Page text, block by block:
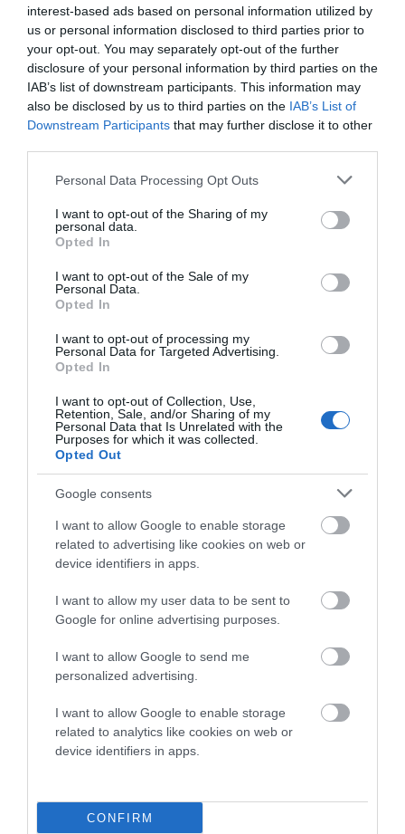
interest-based ads based on personal information utilized by
us or personal information disclosed to third parties prior to
your opt-out. You may separately opt-out of the further
disclosure of your personal information by third parties on the
IAB’s list of downstream participants. This information may
also be disclosed by us to third parties on the IAB’s List of
Downstream Participants that may further disclose it to other
Please note that this website/app uses one or more Google
not limited to your visit or usage behaviour. You may click to
grant or deny consent to Google and its third-party tags to
use your data for below specified purposes in below Google
consent section.
Personal Data Processing Opt Outs
I want to opt-out of the Sharing of my
personal data.
Opted In
I want to opt-out of the Sale of my
Personal Data.
Opted In
I want to opt-out of processing my
Personal Data for Targeted Advertising.
Opted In
I want to opt-out of Collection, Use,
Retention, Sale, and/or Sharing of my
Personal Data that Is Unrelated with the
Purposes for which it was collected.
Opted Out
Google consents
I want to allow Google to enable storage
related to advertising like cookies on web or
device identifiers in apps.
I want to allow my user data to be sent to
Google for online advertising purposes.
I want to allow Google to send me
personalized advertising.
I want to allow Google to enable storage
related to analytics like cookies on web or
device identifiers in apps.
CONFIRM